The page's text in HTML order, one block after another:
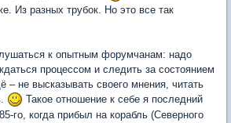
Из разных трубок. Но это все так
к опытным форумчанам: надо
процессом и следить за состоянием
– не высказывать своего мнения, читать
Такое отношение к себе я последний
го, когда прибыл на корабль (Северного